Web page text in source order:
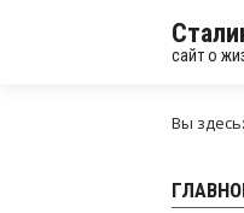
сайт о
Вы здесь: